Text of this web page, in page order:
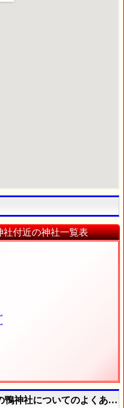
社付近の神社一覧表
鴨神社についてのよくある